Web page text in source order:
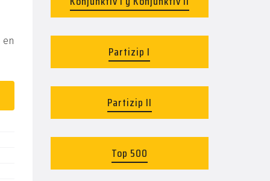
en
Partizip I
Partizip II
Top 500